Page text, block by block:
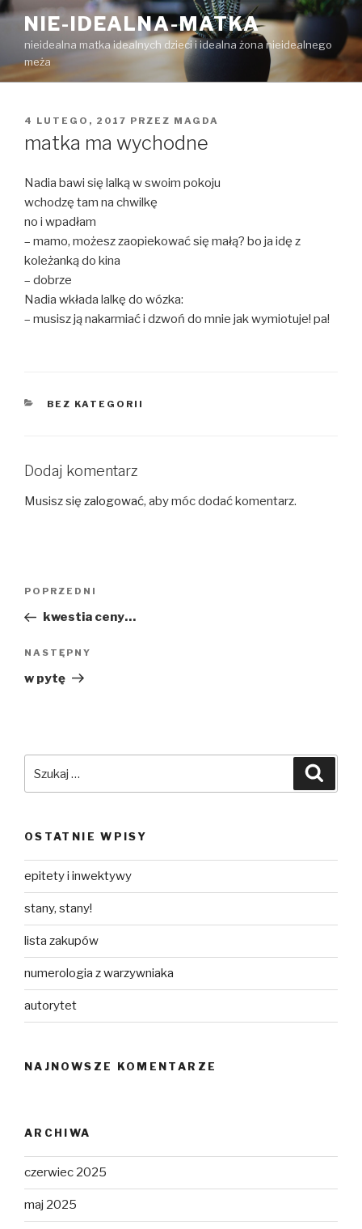
Przejdź
treści
NIE-IDEALNA-MATKA
nieidealna matka idealnych dzieci i idealna żona nieidealnego
meża
OPUBLIKOWANE
4 LUTEGO, 2017 PRZEZ MAGDA
matka ma wychodne
Nadia bawi się lalką w swoim pokoju
wchodzę tam na chwilkę
no i wpadłam
– mamo, możesz zaopiekować się małą? bo ja idę z
koleżanką do kina
– dobrze
Nadia wkłada lalkę do wózka:
– musisz ją nakarmiać i dzwoń do mnie jak wymiotuje! pa!
KATEGORIE
BEZ KATEGORII
Dodaj komentarz
Musisz się zalogować, aby móc dodać komentarz.
Poprzedni
wpis
POPRZEDNI
kwestia ceny…
Następny
wpis
NASTĘPNY
w pytę
OSTATNIE WPISY
epitety i inwektywy
stany, stany!
lista zakupów
numerologia z warzywniaka
autorytet
NAJNOWSZE KOMENTARZE
ARCHIWA
czerwiec 2025
maj 2025